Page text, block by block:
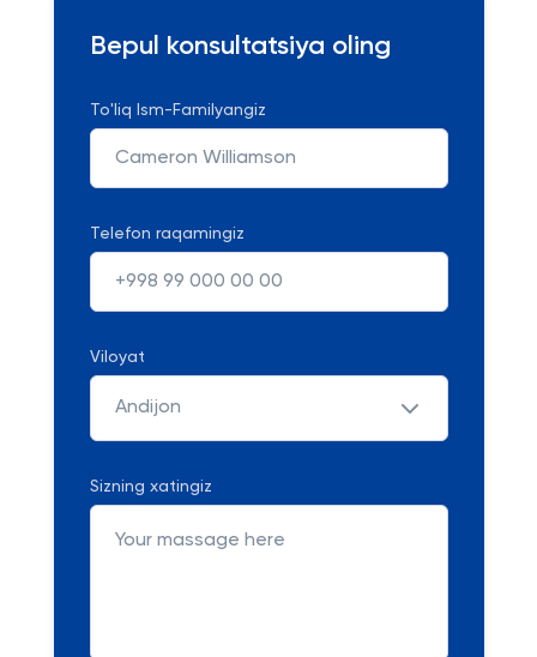
Bepul konsultatsiya oling
To'liq Ism-Familyangiz
Telefon raqamingiz
Viloyat
Andijon
Sizning xatingiz